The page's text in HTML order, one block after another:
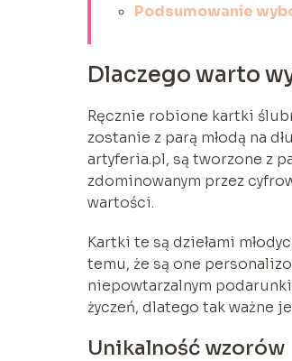
Podsumowanie
Dlaczego warto
Ręcznie robione kartki
zostanie z parą młodą na
artyferia.pl, są tworzone z
zdominowanym przez
wartości.
Kartki te są dziełami
temu, że są one
niepowtarzalnym
życzeń, dlatego tak ważne
Unikalność wzorów